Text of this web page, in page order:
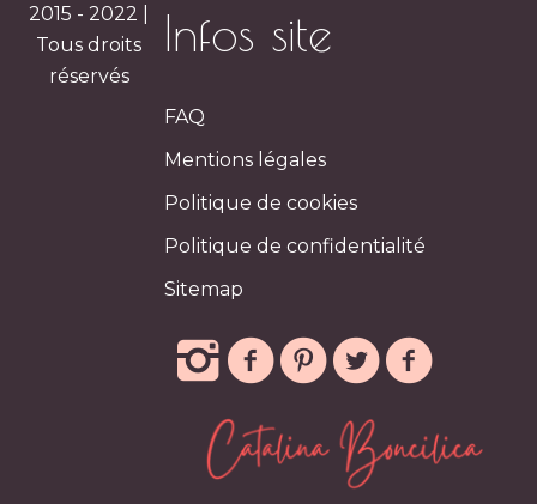
Infos site
FAQ
Mentions légales
Politique de cookies
Politique de confidentialité
Sitemap
2015 - 2022 |
Tous droits
réservés